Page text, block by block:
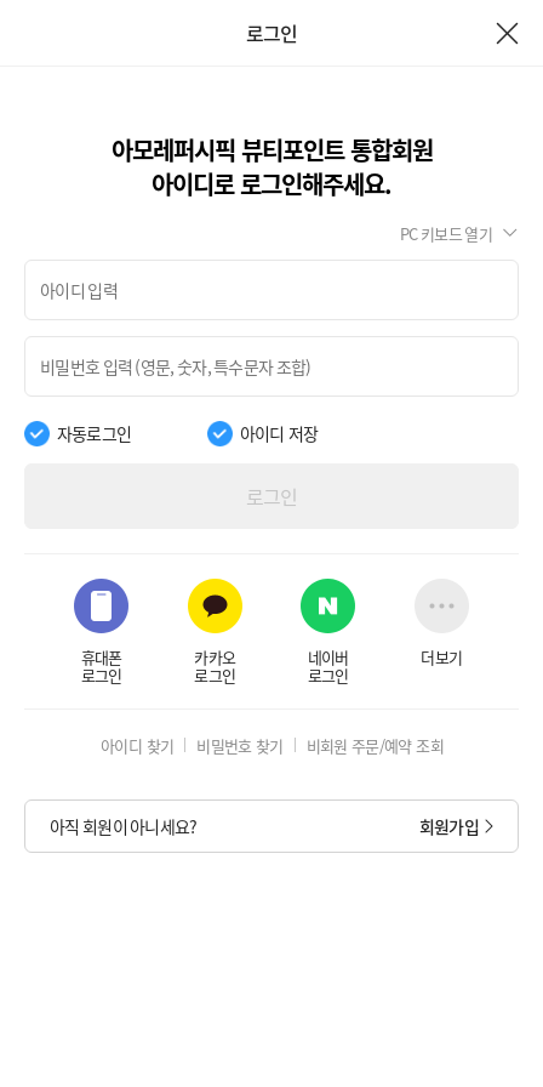
로그인
아모레퍼시픽 뷰티포인트 통합회원
아이디로 로그인해주세요.
PC 키보드 열기
자동로그인 아이디 저장
로그인
휴대폰
로그인
카카오
로그인
네이버
로그인
더보기
아이디 찾기 비밀번호 찾기 비회원 주문/예약 조회
아직 회원이 아니세요? 회원가입